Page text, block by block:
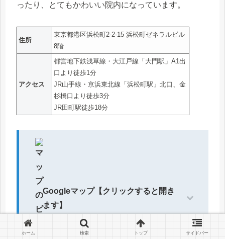
ったり、とてもかわいい院内になっています。
住所
東京都港区浜松町2-2-15 浜松町ゼネラルビル
8階
アクセス
都営地下鉄浅草線・大江戸線「大門駅」A1出
口より徒歩1分
JR山手線・京浜東北線「浜松町駅」北口、金
杉橋口より徒歩3分
JR田町駅徒歩18分
Googleマップ【クリックすると開き
ます】
ホーム 検索 トップ サイドバー